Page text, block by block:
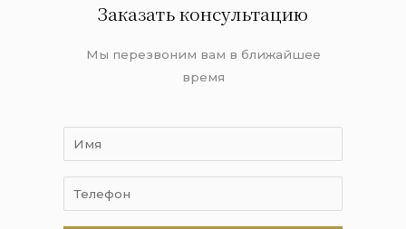
Заказать консультацию
Мы перезвоним вам в ближайшее
время